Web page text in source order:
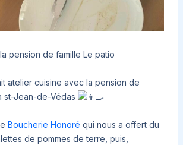
pension de famille Le patio
atelier cuisine avec la pension de
st-Jean-de-Védas
Boucherie Honoré qui nous a offert du
de pommes de terre, puis,